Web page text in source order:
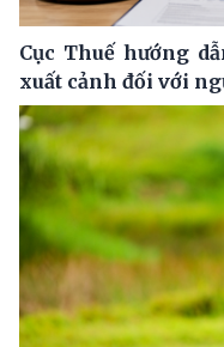
Cục Thuế hướng
xuất cảnh đối với